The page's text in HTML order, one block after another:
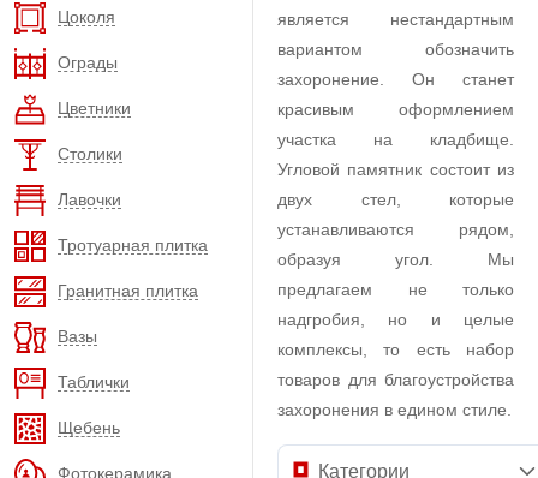
Цоколя
Ограды
Цветники
Столики
Лавочки
Тротуарная плитка
Гранитная плитка
Вазы
Таблички
Щебень
Фотокерамика
является нестандартным
вариантом обозначить
захоронение. Он станет
красивым оформлением
участка на кладбище.
Угловой памятник состоит из
двух стел, которые
устанавливаются рядом,
образуя угол. Мы
предлагаем не только
надгробия, но и целые
комплексы, то есть набор
товаров для благоустройства
захоронения в едином стиле.
Категории